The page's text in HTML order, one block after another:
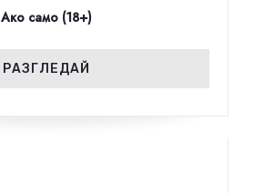
Ако само (18+)
РАЗГЛЕДАЙ